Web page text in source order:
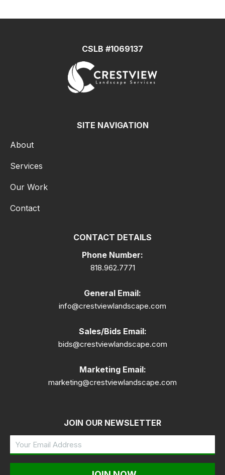
CSLB #1069137
SITE NAVIGATION
About
Services
Our Work
Contact
CONTACT DETAILS
Phone Number:
818.962.7771
General Email:
info@crestviewlandscape.com
Sales/Bids Email:
bids@crestviewlandscape.com
Marketing Email:
marketing@crestviewlandscape.com
JOIN OUR NEWSLETTER